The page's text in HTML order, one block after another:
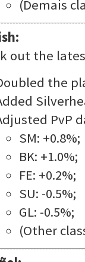
(Demais
out the
the
PvP
SM: +0.8%;
BK: +1.0%;
FE: +0.2%;
SU: -0.5%;
GL: -0.5%;
(Other